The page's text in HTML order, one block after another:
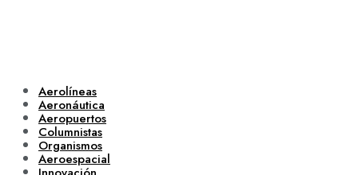
Aerolíneas
Aeronáutica
Aeropuertos
Columnistas
Organismos
Aeroespacial